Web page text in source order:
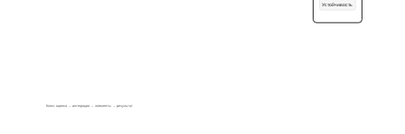
Устойчивость
Ключ: оценка → интеграция → элементы → результат